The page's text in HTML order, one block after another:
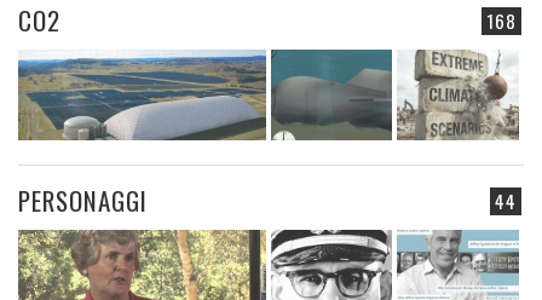
168
CO2
44
PERSONAGGI